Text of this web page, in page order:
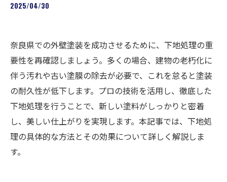
2025/04/30
奈良県での外壁塗装を成功させるために、下地処理の重
要性を再確認しましょう。多くの場合、建物の老朽化に
伴う汚れや古い塗膜の除去が必要で、これを怠ると塗装
の耐久性が低下します。プロの技術を活用し、徹底した
下地処理を行うことで、新しい塗料がしっかりと密着
し、美しい仕上がりを実現します。本記事では、下地処
理の具体的な方法とその効果について詳しく解説しま
す。